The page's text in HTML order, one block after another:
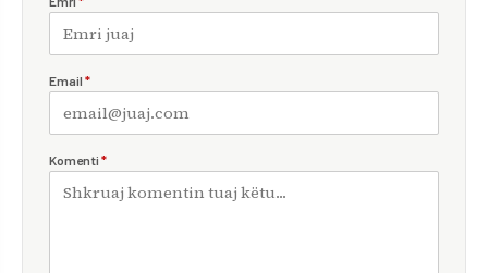
Email *
Komenti *